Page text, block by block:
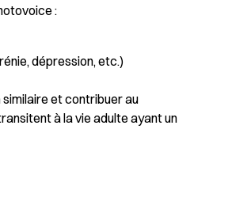
:
dépression, etc.)
similaire et contribuer au
à la vie adulte ayant un